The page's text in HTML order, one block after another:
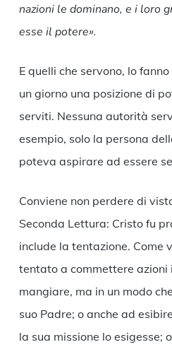
nazioni le dominano, e i loro
esse il potere».
E quelli che servono, lo
un giorno una posizione di
serviti. Nessuna autorità
esempio, solo la persona
poteva aspirare ad essere
Conviene non perdere di
Seconda Lettura: Cristo fu
include la tentazione. Come
tentato a commettere azioni
mangiare, ma in un modo
suo Padre; o anche ad
la sua missione lo esigesse;